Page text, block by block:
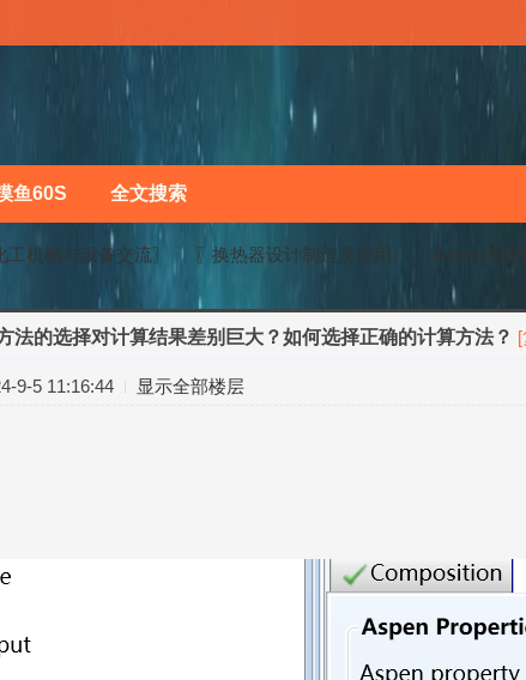
鱼60S 全文搜索
工机械与设备交流〗 〖换热器设计制造及应用〗
Aspen
法的选择对计算结果差别巨大？如何选择正确的计算方法？
9-5 11:16:44 显示全部楼层